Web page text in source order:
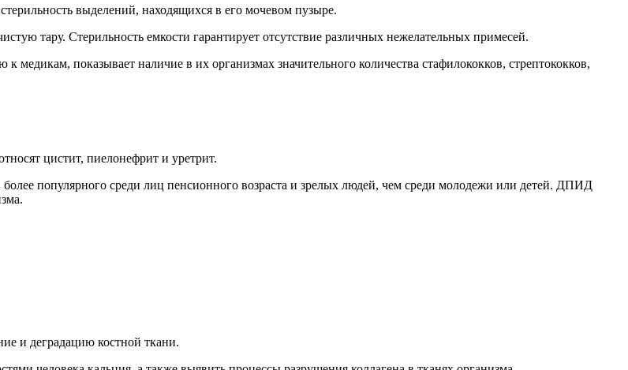
выделений, находящихся в его мочевом пузыре.
тару. Стерильность емкости гарантирует отсутствие различных нежелательных примесей.
показывает наличие в их организмах значительного количества стафилококков, стрептококков,
цистит, пиелонефрит и уретрит.
более популярного среди лиц пенсионного возраста и зрелых людей, чем среди молодежи или детей. ДПИД
и деградацию костной ткани.